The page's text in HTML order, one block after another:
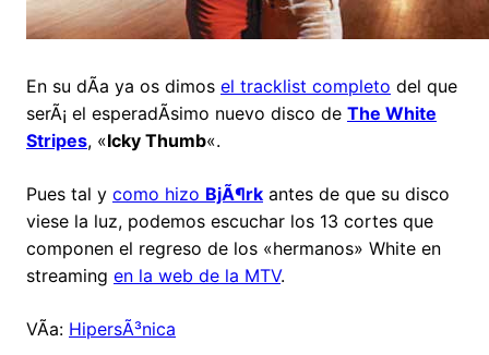
En su dÃ­a ya os dimos el tracklist completo del que
serÃ¡ el esperadÃ­simo nuevo disco de The White
Stripes, «Icky Thumb«.
Pues tal y como hizo BjÃ¶rk antes de que su disco
viese la luz, podemos escuchar los 13 cortes que
componen el regreso de los «hermanos» White en
streaming en la web de la MTV.
VÃ­a: HipersÃ³nica